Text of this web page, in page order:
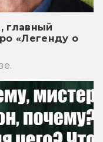
главный
«Легенду о